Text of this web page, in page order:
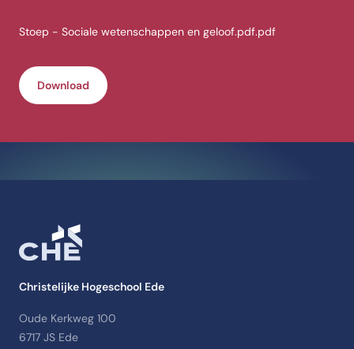
Stoep - Sociale wetenschappen en geloof.pdf.pdf
Download
Christelijke Hogeschool Ede
Oude Kerkweg 100
6717 JS Ede